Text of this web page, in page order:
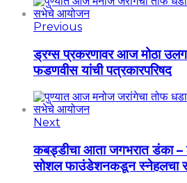
Previous
ड्रग्स प्रकरणावर आज मोठा
फडणवीस यांची पत्रकारपरिषद
Next
कबड्डीचा आता जगभरात डंका –
सोशल फाउंडेशनकडून स्नेहलचा